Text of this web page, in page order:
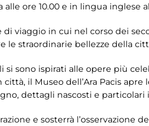
ore 10.00 e in lingua inglese
di viaggio in cui nel corso dei
le straordinarie bellezze della
si sono ispirati alle opere più
il Museo dell’Ara Pacis
dettagli nascosti e
e sosterrà l’osservazione